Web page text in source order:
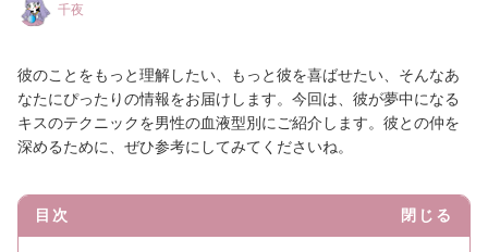
千夜
彼のことをもっと理解したい、もっと彼を喜ばせたい、そんなあ
なたにぴったりの情報をお届けします。今回は、彼が夢中になる
キスのテクニックを男性の血液型別にご紹介します。彼との仲を
深めるために、ぜひ参考にしてみてくださいね。
目次 閉じる